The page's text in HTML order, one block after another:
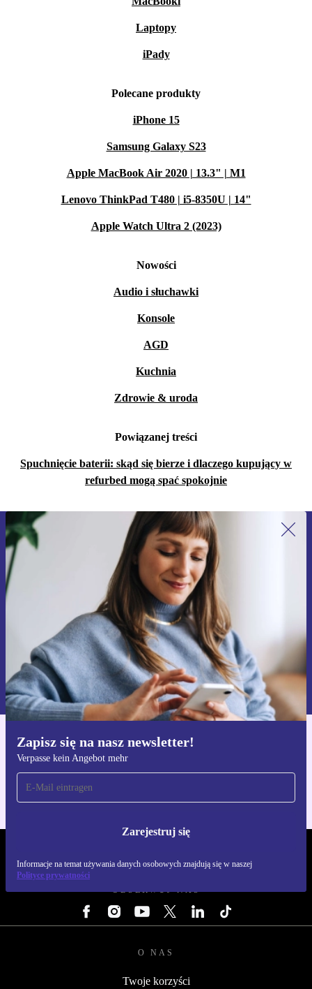
Laptopy
iPady
Polecane produkty
iPhone 15
Samsung Galaxy S23
Apple MacBook Air 2020 | 13.3" | M1
Lenovo ThinkPad T480 | i5-8350U | 14"
Apple Watch Ultra 2 (2023)
Nowości
Audio i słuchawki
Konsole
AGD
Kuchnia
Zdrowie & uroda
Powiązanej treści
Spuchnięcie baterii: skąd się bierze i dlaczego kupujący w
refurbed mogą spać spokojnie
Zapisz się na nasz newsletter!
Verpasse kein Angebot mehr
Zarejestruj się
Informacje na temat używania danych osobowych znajdują się w naszej
Polityce prywatności
Zapisz się na nasz newsletter!
Nie przegap żadnej oferty.
Zarejestruj się
Informacje na temat używania danych osobowych znajdują się w
naszej
Polityce prywatności
Pobierz aplikację refurbed
Dla iOS i Android
OBSERWUJ NAS
O NAS
Twoje korzyści